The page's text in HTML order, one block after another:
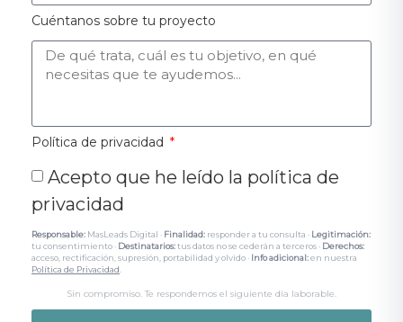
Cuéntanos sobre tu proyecto
Política de privacidad
Acepto que he leído la política de
privacidad
Responsable: MasLeads Digital · Finalidad: responder a tu consulta · Legitimación:
tu consentimiento · Destinatarios:tus datos no se cederán a terceros · Derechos:
acceso, rectificación, supresión, portabilidad y olvido · Info adicional:en nuestra
Política de Privacidad
Sin compromiso. Te respondemos el siguiente día laborable.